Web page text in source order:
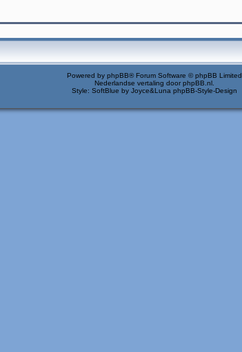
Powered by phpBB® Forum Software © phpBB Limited
Nederlandse vertaling door phpBB.nl
Style: SoftBlue by Joyce&Luna phpBB-Style-Design